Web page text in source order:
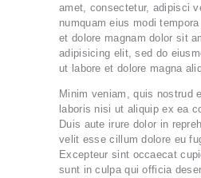
amet, consectetur, adipisci
numquam eius modi
et dolore magnam dolor sit
adipisicing elit, sed do
ut labore et dolore magna
Minim veniam, quis nostrud
laboris nisi ut aliquip ex ea
Duis aute irure dolor in
velit esse cillum dolore eu
Excepteur sint occaecat
sunt in culpa qui officia